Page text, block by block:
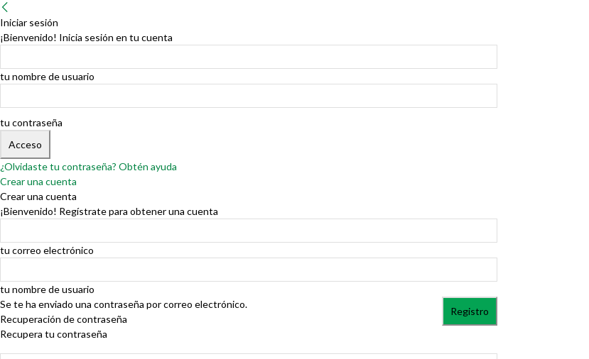
Iniciar sesión
¡Bienvenido! Inicia sesión en tu cuenta
tu nombre de usuario
tu contraseña
¿Olvidaste tu contraseña? Obtén ayuda
Crear una cuenta
Crear una cuenta
¡Bienvenido! Regístrate para obtener una cuenta
tu correo electrónico
tu nombre de usuario
Se te ha enviado una contraseña por correo electrónico.
Recuperación de contraseña
Recupera tu contraseña